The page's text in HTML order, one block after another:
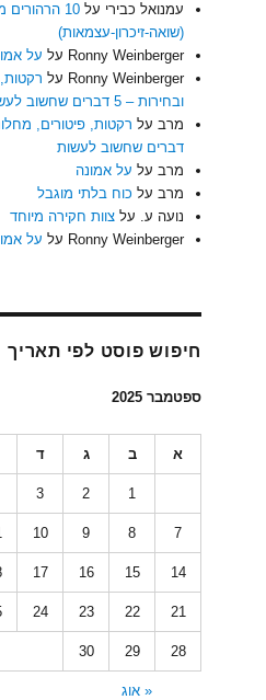
עמנואל כבירי על
10
(שואה-זיכרון-עצמאות)
Ronny Weinberger על על
Ronny Weinberger על
ובחירות – 5 דברים שחשוב לעשות
מרב על
דברים שחשוב לעשות
מרב על על אמונה
מרב על כוח בלתי מוגבל
נועה ע. עלצוות חקירה מיוחד
Ronny Weinberger על על
חיפוש פוסט לפי תאריך
ספטמבר 2025
א ב ג ד
1
2
3
7
8
9
10
14
15
16
17
21
22
23
24
28
29
30
« אוג